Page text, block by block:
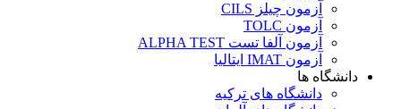
آزمون چیلز CILS‌
آزمون TOLC
آزمون آلفا تست ALPHA TEST
آزمون IMAT ایتالیا
دانشگاه ها
دانشگاه های ترکیه